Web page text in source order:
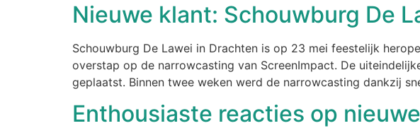
Nieuwe klant: Schouwburg De
Schouwburg De Lawei in Drachten is op 23 mei feestelijk
overstap op de narrowcasting van ScreenImpact. De
geplaatst. Binnen twee weken werd de narrowcasting dankzij
Enthousiaste reacties op